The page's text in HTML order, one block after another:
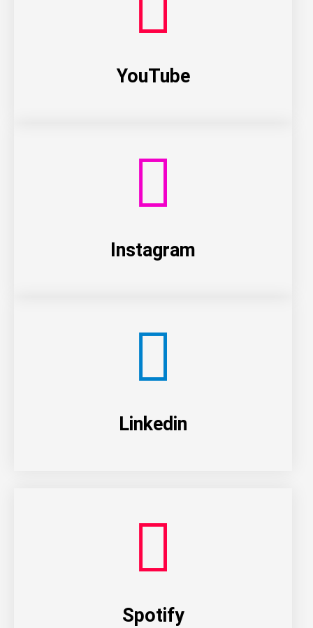
YouTube
Instagram
Linkedin
Spotify